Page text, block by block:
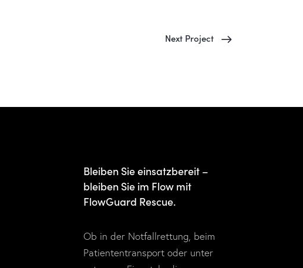
Next Project
Bleiben Sie einsatzbereit –
bleiben Sie im Flow mit
FlowGuard Rescue.
Ob in der Notfallrettung, beim
Patiententransport oder unter